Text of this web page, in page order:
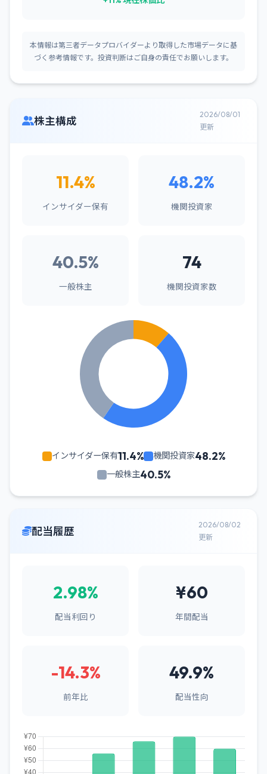
本情報は第三者データプロバイダーより取得した市場データに基
づく参考情報です。投資判断はご自身の責任でお願いします。
株主構成
2026/08/01
更新
11.4%
インサイダー保有
48.2%
機関投資家
40.5%
一般株主
74
機関投資家数
インサイダー保有11.4% 機関投資家48.2%
一般株主40.5%
配当履歴
2026/08/02
更新
2.98%
配当利回り
¥60
年間配当
-14.3%
前年比
49.9%
配当性向